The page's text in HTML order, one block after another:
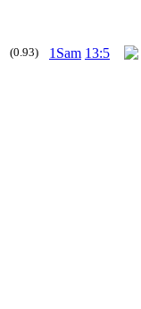
(0.93) 1Sam 13:5